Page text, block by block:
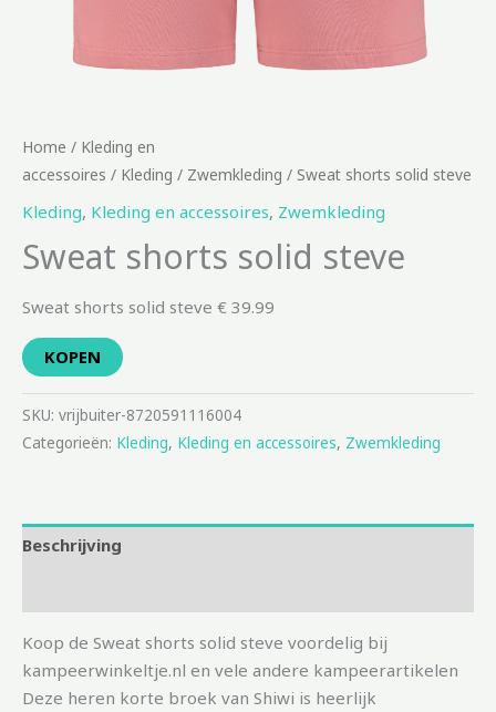
Home / Kleding en
accessoires / Kleding / Zwemkleding / Sweat shorts solid steve
Kleding, Kleding en accessoires, Zwemkleding
Sweat shorts solid steve
Sweat shorts solid steve € 39.99
KOPEN
SKU: vrijbuiter-8720591116004
Categorieën: Kleding, Kleding en accessoires, Zwemkleding
Beschrijving
Koop de Sweat shorts solid steve voordelig bij
kampeerwinkeltje.nl en vele andere kampeerartikelen
Deze heren korte broek van Shiwi is heerlijk